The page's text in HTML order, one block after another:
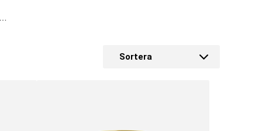
Sortera